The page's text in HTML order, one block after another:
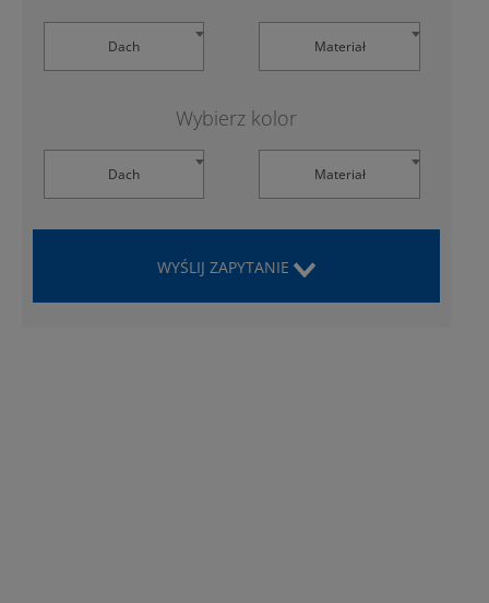
Dach Materiał
Wybierz kolor
Dach Materiał
WYŚLIJ ZAPYTANIE